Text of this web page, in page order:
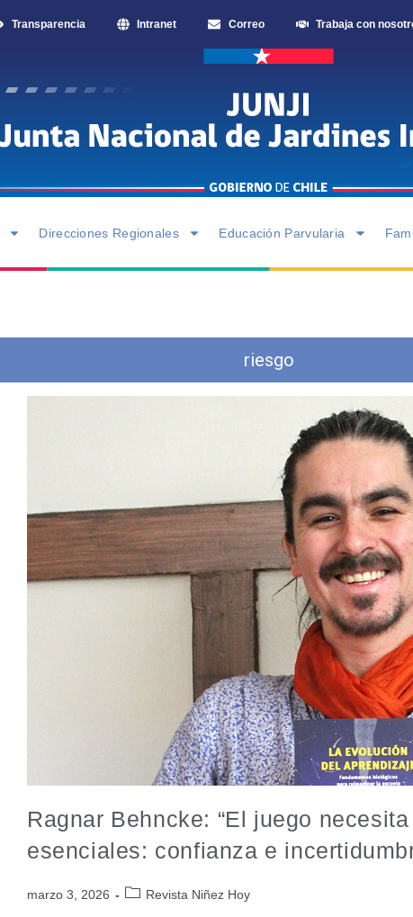
Transparencia Intranet Correo Trabaja con
Direcciones Regionales Educación Parvularia
riesgo
Ragnar Behncke: “El juego
esenciales: confianza e
marzo 3, 2026 Revista Niñez Hoy